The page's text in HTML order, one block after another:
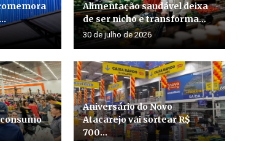
Alimentação saudável deixa
de ser nicho e transforma...
30 de julho de 2026
Aniversário do Novo
Atacarejo vai sortear R$
700...